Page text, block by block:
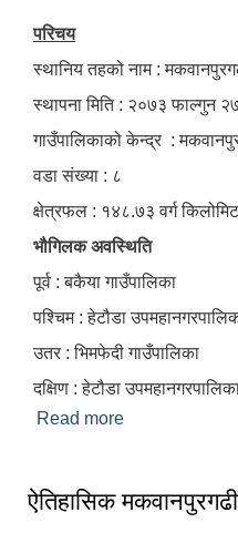
परिचय
स्थानिय तहको नाम :
स्थापना मिति : २०७३ फाल्गुन
गाउँपालिकाको केन्द्र :
वडा संख्या : ८
क्षेत्रफल : १४८.७३ वर्ग
भौगिलक अवस्थिति
पूर्व : बकैया गाउँपालिका
पश्चिम : हेटौडा
उतर : भिमफेदी गाउँपालिका
दक्षिण : हेटौडा
Read more
ऐतिहासिक